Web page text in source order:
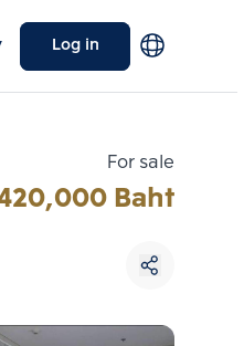
Log in
For sale
Baht